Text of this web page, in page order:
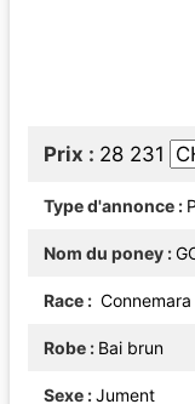
Prix 28 231
Type d'annonce
Nom du poney
Race Connemara
Robe Bai brun
Sexe Jument